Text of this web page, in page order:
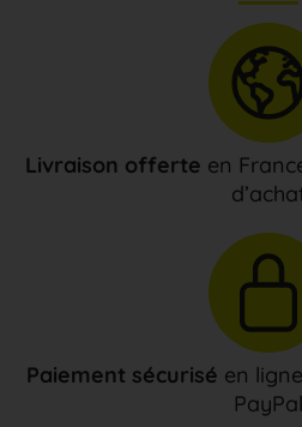
Livraison offerte en
Paiement sécurisé en
PayPal